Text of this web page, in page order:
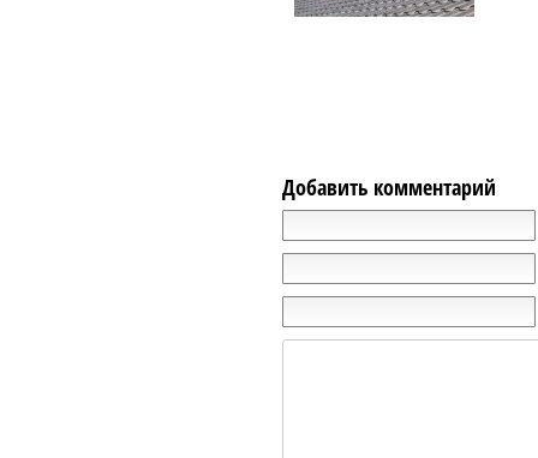
Добавить комментарий